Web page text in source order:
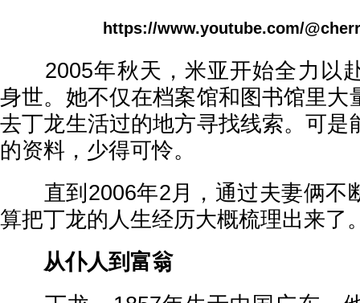
https://www.youtube.com/
2005年秋天，米亚开始全力以
身世。她不仅在档案馆和图书馆里大
去丁龙生活过的地方寻找线索。可是
的资料，少得可怜。
直到2006年2月，通过夫妻俩不
算把丁龙的人生经历大概梳理出来了
从仆人到富翁